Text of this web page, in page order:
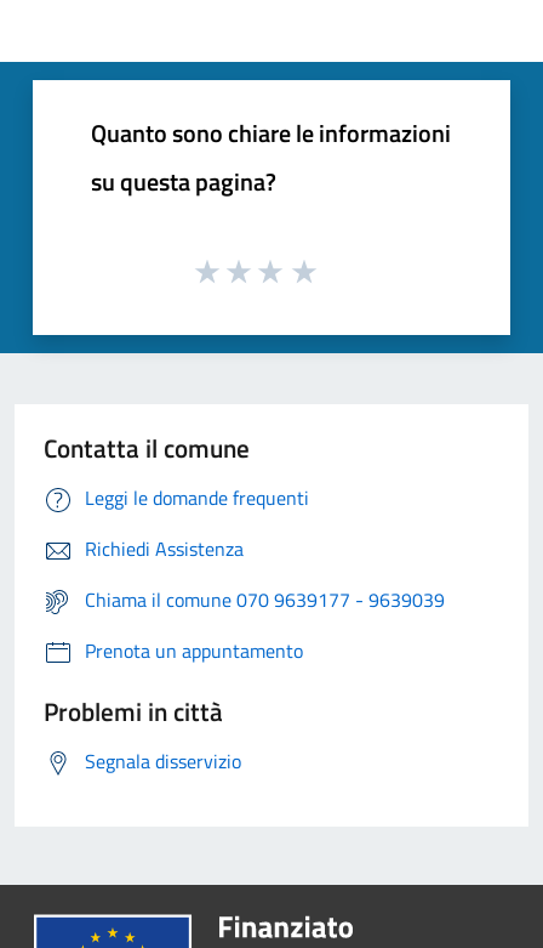
Quanto sono chiare le informazioni
su questa pagina?
Contatta il comune
Leggi le domande frequenti
Richiedi Assistenza
Chiama il comune 070 9639177 - 9639039
Prenota un appuntamento
Problemi in città
Segnala disservizio